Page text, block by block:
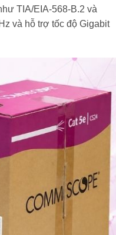
TIA/EIA-568-B.2 và
và hỗ trợ tốc độ Gigabit